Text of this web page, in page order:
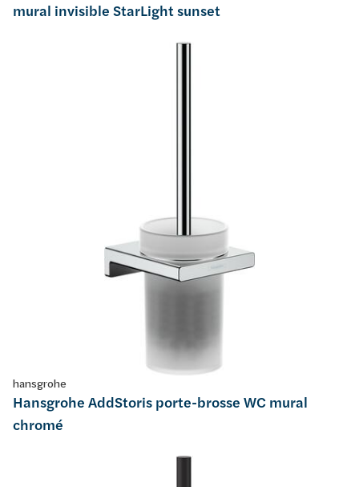
mural invisible StarLight sunset
hansgrohe
Hansgrohe AddStoris porte-brosse WC mural
chromé